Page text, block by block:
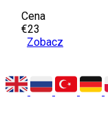
Cena
€23
Zobacz